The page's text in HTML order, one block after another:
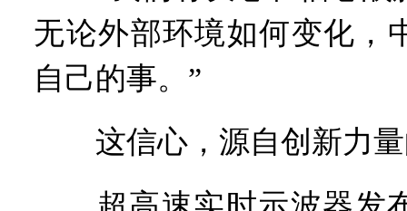
无论外部环境如何变化，
自己的事。”
这信心，源自创新力量